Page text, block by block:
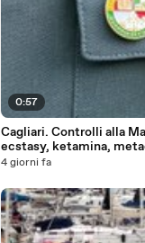
0:57
Cagliari. Controlli alla
ecstasy, ketamina,
4 giorni fa